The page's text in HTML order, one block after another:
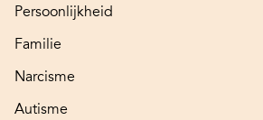
Persoonlijkheid
Familie
Narcisme
Autisme